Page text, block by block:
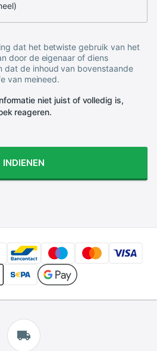
dat het betwiste gebruik van het
door de eigenaar of diens
dat de inhoud van bovenstaande
van meineed.
niet juist of volledig is,
reageren.
INDIENEN